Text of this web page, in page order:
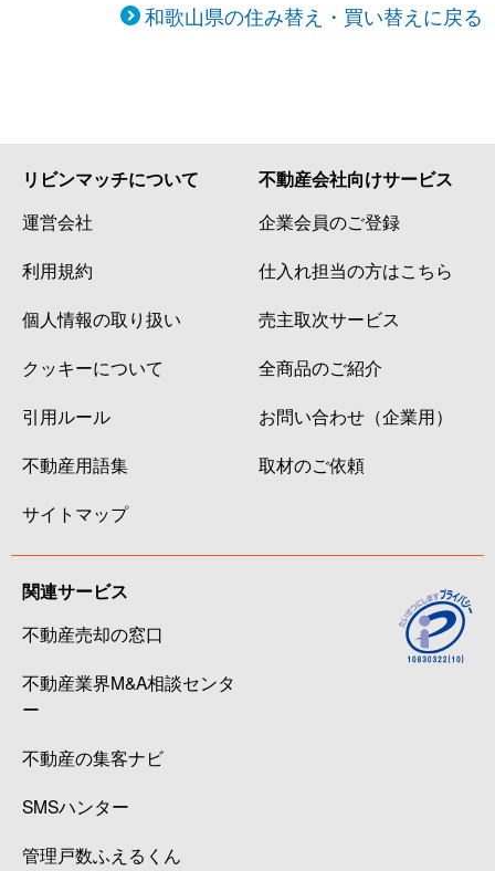
和歌山県の住み替え・買い替えに戻る
リビンマッチについて
運営会社
利用規約
個人情報の取り扱い
クッキーについて
引用ルール
不動産用語集
サイトマップ
不動産会社向けサービス
企業会員のご登録
仕入れ担当の方はこちら
売主取次サービス
全商品のご紹介
お問い合わせ（企業用）
取材のご依頼
関連サービス
不動産売却の窓口
不動産業界M&A相談センタ
ー
不動産の集客ナビ
SMSハンター
管理戸数ふえるくん